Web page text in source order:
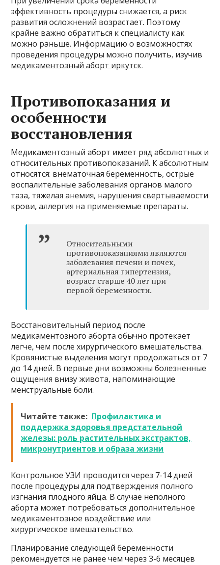
эффективность процедуры снижается, а риск
развития осложнений возрастает. Поэтому
крайне важно обратиться к специалисту как
можно раньше. Информацию о возможностях
проведения процедуры можно получить, изучив
медикаментозный аборт иркутск.
Противопоказания и
особенности
восстановления
Медикаментозный аборт имеет ряд абсолютных и
относительных противопоказаний. К абсолютным
относятся: внематочная беременность, острые
воспалительные заболевания органов малого
таза, тяжелая анемия, нарушения свертываемости
крови, аллергия на применяемые препараты.
Относительными
противопоказаниями являются
заболевания печени и почек,
артериальная гипертензия,
возраст старше 40 лет при
первой беременности.
Восстановительный период после
медикаментозного аборта обычно протекает
легче, чем после хирургического вмешательства.
Кровянистые выделения могут продолжаться от 7
до 14 дней. В первые дни возможны болезненные
ощущения внизу живота, напоминающие
менструальные боли.
Читайте также: Профилактика и
поддержка здоровья предстательной
железы: роль растительных экстрактов,
микронутриентов и образа жизни
Контрольное УЗИ проводится через 7-14 дней
после процедуры для подтверждения полного
изгнания плодного яйца. В случае неполного
аборта может потребоваться дополнительное
медикаментозное воздействие или
хирургическое вмешательство.
Планирование следующей беременности
рекомендуется не ранее чем через 3-6 месяцев